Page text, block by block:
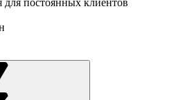
постоянных клиентов